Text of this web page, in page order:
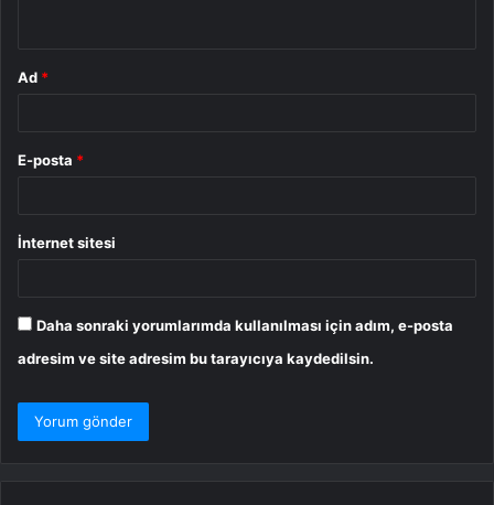
Ad *
E-posta *
İnternet sitesi
Daha sonraki yorumlarımda kullanılması için adım, e-posta
adresim ve site adresim bu tarayıcıya kaydedilsin.